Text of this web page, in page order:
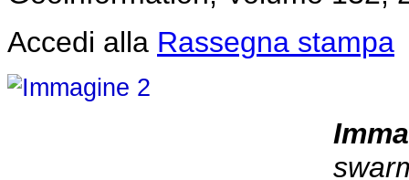
Accedi alla Rassegna stampa